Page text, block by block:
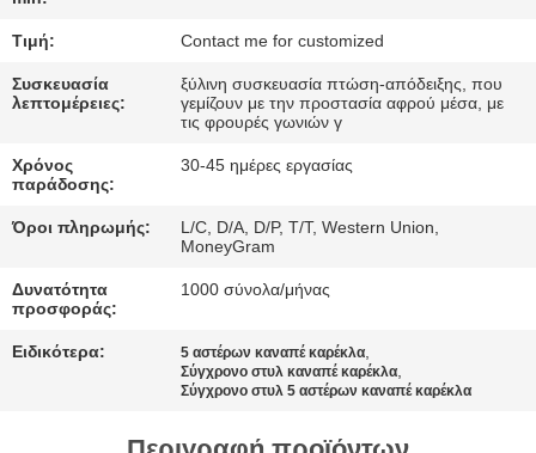
ΜΙΑ
ΠΡΟΣΦΟΡΆ
ΠΟΛΙΤΙΚΉ
ΜΥΣΤΙΚΌΤΗΤΑΣ
Τιμή: Contact me for customized
Συσκευασία
λεπτομέρειες:
ξύλινη συσκευασία πτώση-απόδειξης, που
γεμίζουν με την προστασία αφρού μέσα, με
τις φρουρές γωνιών γ
Χρόνος
παράδοσης:
30-45 ημέρες εργασίας
Όροι πληρωμής:
L/C, D/A, D/P, T/T, Western Union,
MoneyGram
Δυνατότητα
προσφοράς:
1000 σύνολα/μήνας
Ειδικότερα: 5 αστέρων καναπέ καρέκλα
Σύγχρονο στυλ καναπέ καρέκλα
Σύγχρονο στυλ 5 αστέρων καναπέ καρέκλα